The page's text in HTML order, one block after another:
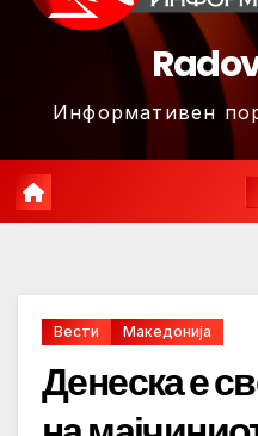
Информативен
Вести Македонија
Денеска е